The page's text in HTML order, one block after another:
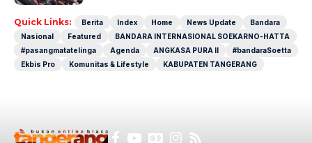
Quick Links: Berita Index Home News Update
Bandara
Nasional
Featured
BANDARA INTERNASIONAL SOEKARNO-HATTA
#pasangmatatelinga
Agenda ANGKASA PURA II
#bandaraSoetta
Ekbis Pro
Komunitas & Lifestyle KABUPATEN TANGERANG